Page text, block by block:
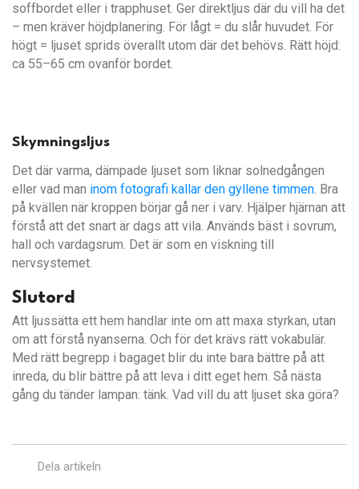
soffbordet eller i trapphuset. Ger direktljus där du vill ha det
– men kräver höjdplanering. För lågt = du slår huvudet. För
högt = ljuset sprids överallt utom där det behövs. Rätt höjd:
ca 55–65 cm ovanför bordet.
Skymningsljus
Det där varma, dämpade ljuset som liknar solnedgången
eller vad man inom fotografi kallar den gyllene timmen. Bra
på kvällen när kroppen börjar gå ner i varv. Hjälper hjärnan att
förstå att det snart är dags att vila. Används bäst i sovrum,
hall och vardagsrum. Det är som en viskning till
nervsystemet.
Slutord
Att ljussätta ett hem handlar inte om att maxa styrkan, utan
om att förstå nyanserna. Och för det krävs rätt vokabulär.
Med rätt begrepp i bagaget blir du inte bara bättre på att
inreda, du blir bättre på att leva i ditt eget hem. Så nästa
gång du tänder lampan: tänk. Vad vill du att ljuset ska göra?
Dela artikeln